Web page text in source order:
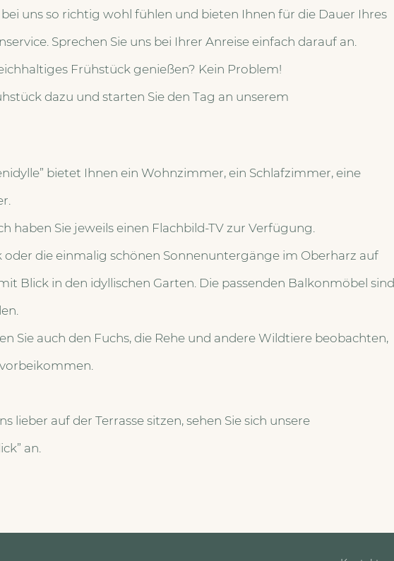
uns so richtig wohl fühlen und bieten Ihnen für die Dauer Ihres
Sprechen Sie uns bei Ihrer Anreise einfach darauf an.
Frühstück genießen? Kein Problem!
dazu und starten Sie den Tag an unserem
bietet Ihnen ein Wohnzimmer, ein Schlafzimmer, eine
haben Sie jeweils einen Flachbild-TV zur Verfügung.
oder die einmalig schönen Sonnenuntergänge im Oberharz auf
Blick in den idyllischen Garten. Die passenden Balkonmöbel sind
Sie auch den Fuchs, die Rehe und andere Wildtiere beobachten,
lieber auf der Terrasse sitzen, sehen Sie sich unsere
an.